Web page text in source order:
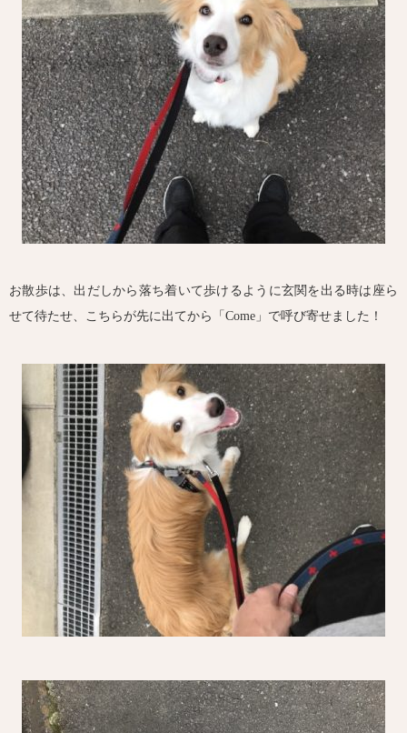
お散歩は、出だしから落ち着いて歩けるように玄関を出る時は座ら
せて待たせ、こちらが先に出てから「Come」で呼び寄せました！